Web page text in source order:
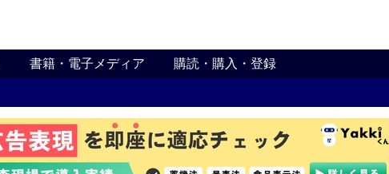
書籍・電子メディア 購読・購入・登録